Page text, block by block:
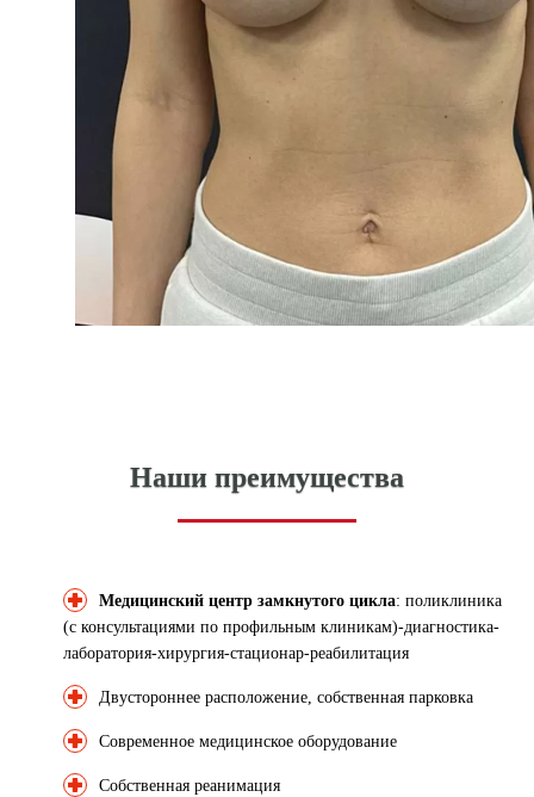
Наши преимущества
Медицинский центр замкнутого цикла: поликлиника
(с консультациями по профильным клиникам)-диагностика-
лаборатория-хирургия-стационар-реабилитация
Двустороннее расположение, собственная парковка
Современное медицинское оборудование
Собственная реанимация